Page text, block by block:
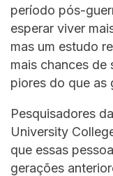
período pós-
esperar viver
mas um estudo
mais chances de
piores do que as
Pesquisadores
University
que essas
gerações